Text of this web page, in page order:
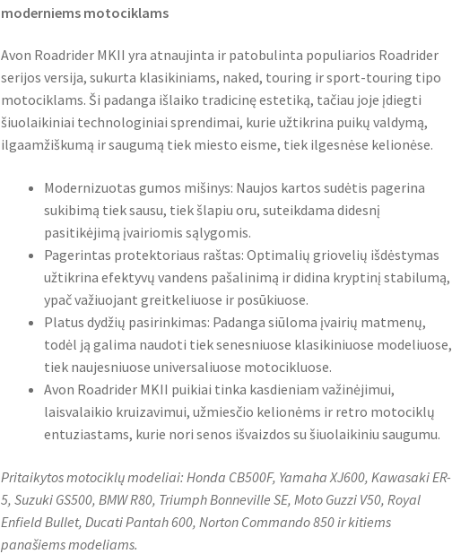
moderniems motociklams
Avon Roadrider MKII yra atnaujinta ir patobulinta populiarios Roadrider
serijos versija, sukurta klasikiniams, naked, touring ir sport-touring tipo
motociklams. Ši padanga išlaiko tradicinę estetiką, tačiau joje įdiegti
šiuolaikiniai technologiniai sprendimai, kurie užtikrina puikų valdymą,
ilgaamžiškumą ir saugumą tiek miesto eisme, tiek ilgesnėse kelionėse.
Modernizuotas gumos mišinys: Naujos kartos sudėtis pagerina
sukibimą tiek sausu, tiek šlapiu oru, suteikdama didesnį
pasitikėjimą įvairiomis sąlygomis.
Pagerintas protektoriaus raštas: Optimalių griovelių išdėstymas
užtikrina efektyvų vandens pašalinimą ir didina kryptinį stabilumą,
ypač važiuojant greitkeliuose ir posūkiuose.
Platus dydžių pasirinkimas: Padanga siūloma įvairių matmenų,
todėl ją galima naudoti tiek senesniuose klasikiniuose modeliuose,
tiek naujesniuose universaliuose motocikluose.
Avon Roadrider MKII puikiai tinka kasdieniam važinėjimui,
laisvalaikio kruizavimui, užmiesčio kelionėms ir retro motociklų
entuziastams, kurie nori senos išvaizdos su šiuolaikiniu saugumu.
Pritaikytos motociklų modeliai: Honda CB500F, Yamaha XJ600, Kawasaki ER-
5, Suzuki GS500, BMW R80, Triumph Bonneville SE, Moto Guzzi V50, Royal
Enfield Bullet, Ducati Pantah 600, Norton Commando 850 ir kitiems
panašiems modeliams.